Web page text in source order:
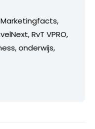
RvT VPRO,
onderwijs,